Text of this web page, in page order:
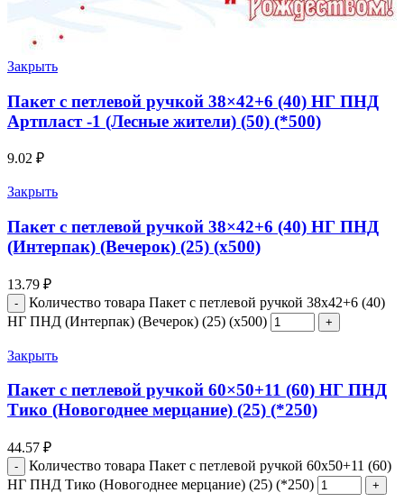
Закрыть
Пакет с петлевой ручкой 38×42+6 (40) НГ ПНД
Артпласт -1 (Лесные жители) (50) (*500)
9.02 ₽
Закрыть
Пакет с петлевой ручкой 38×42+6 (40) НГ ПНД
(Интерпак) (Вечерок) (25) (х500)
13.79 ₽
Количество товара Пакет с петлевой ручкой 38x42+6 (40)
НГ ПНД (Интерпак) (Вечерок) (25) (х500)
Закрыть
Пакет с петлевой ручкой 60×50+11 (60) НГ ПНД
Тико (Новогоднее мерцание) (25) (*250)
44.57 ₽
Количество товара Пакет с петлевой ручкой 60x50+11 (60)
НГ ПНД Тико (Новогоднее мерцание) (25) (*250)